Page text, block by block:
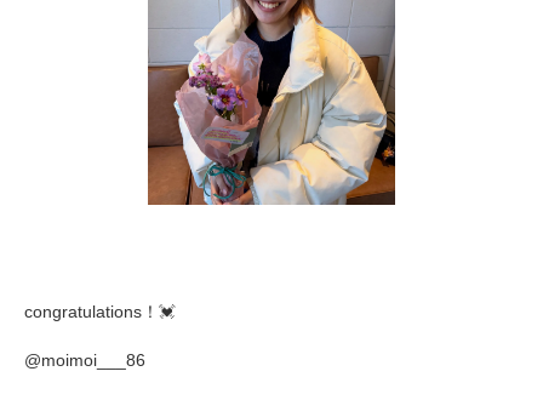
congratulations！💓
@moimoi___86